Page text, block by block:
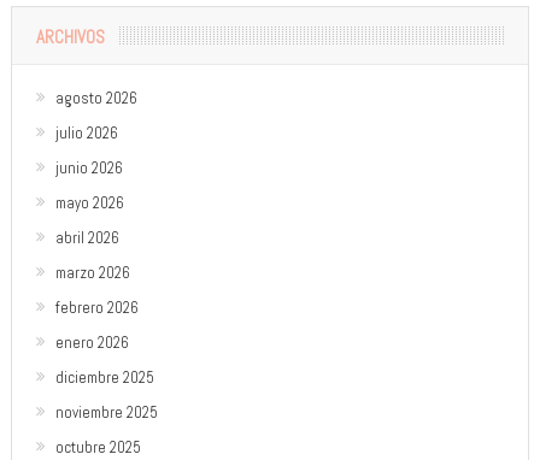
ARCHIVOS
agosto 2026
julio 2026
junio 2026
mayo 2026
abril 2026
marzo 2026
febrero 2026
enero 2026
diciembre 2025
noviembre 2025
octubre 2025